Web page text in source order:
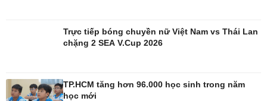
Văn hóa
Di sản
Trực tiếp bóng chuyền nữ Việt Nam vs Thái Lan
chặng 2 SEA V.Cup 2026
TP.HCM tăng hơn 96.000 học sinh trong năm
học mới